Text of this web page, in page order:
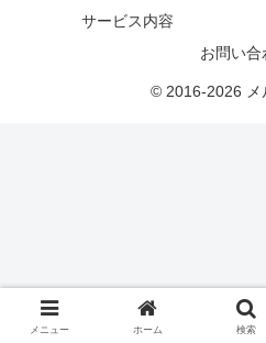
サービス内容
お問い合
© 2016-2026 メ
メニュー ホーム 検索